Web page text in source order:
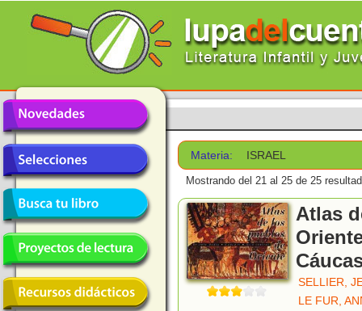
Materia: ISRAEL
Mostrando del 21 al 25 de 25
Atlas
SELLIER,
LE FUR,